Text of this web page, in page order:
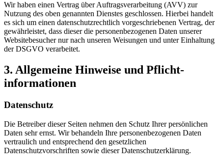
Wir haben einen Vertrag über Auftragsverarbeitung (AVV) zur
Nutzung des oben genannten Dienstes geschlossen. Hierbei handelt
es sich um einen datenschutzrechtlich vorgeschriebenen Vertrag, der
gewährleistet, dass dieser die personenbezogenen Daten unserer
Websitebesucher nur nach unseren Weisungen und unter Einhaltung
der DSGVO verarbeitet.
3. Allgemeine Hinweise und Pflicht­
informationen
Datenschutz
Die Betreiber dieser Seiten nehmen den Schutz Ihrer persönlichen
Daten sehr ernst. Wir behandeln Ihre personenbezogenen Daten
vertraulich und entsprechend den gesetzlichen
Datenschutzvorschriften sowie dieser Datenschutzerklärung.